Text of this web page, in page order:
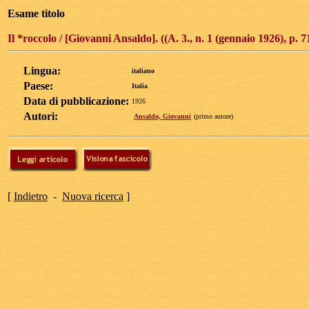
Esame titolo
Il *roccolo / [Giovanni Ansaldo]. ((A. 3., n. 1 (gennaio 1926), p.
Lingua: italiano
Paese: Italia
Data di pubblicazione: 1926
Autori: Ansaldo, Giovanni (primo autore)
[ Indietro - Nuova ricerca ]